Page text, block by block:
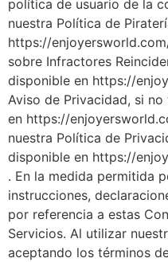
política de usuario de la
nuestra Política de
https://
sobre Infractores
disponible en https://
Aviso de Privacidad, si
en https://
nuestra Política de
disponible en https://
. En la medida permitida
instrucciones,
por referencia a estas
Servicios. Al utilizar
aceptando los términos